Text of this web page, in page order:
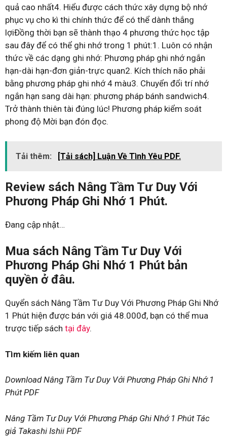
quả cao nhất4. Hiểu được cách thức xây dựng bộ nhớ
phục vụ cho kì thi chính thức để có thể dành thắng
lợiĐồng thời bạn sẽ thành thạo 4 phương thức học tập
sau đây để có thể ghi nhớ trong 1 phút:1. Luôn có nhận
thức về các dạng ghi nhớ: Phương pháp ghi nhớ ngắn
hạn-dài hạn-đơn giản-trực quan2. Kích thích não phải
bằng phương pháp ghi nhớ 4 màu3. Chuyển đổi trí nhớ
ngắn hạn sang dài hạn: phương pháp bánh sandwich4.
Trở thành thiên tài đúng lúc! Phương pháp kiểm soát
phong độ Mời bạn đón đọc.
Tải thêm: [Tải sách] Luận Về Tình Yêu PDF.
Review sách Nâng Tầm Tư Duy Với
Phương Pháp Ghi Nhớ 1 Phút.
Đang cập nhật…
Mua sách Nâng Tầm Tư Duy Với
Phương Pháp Ghi Nhớ 1 Phút bản
quyền ở đâu.
Quyển sách Nâng Tầm Tư Duy Với Phương Pháp Ghi Nhớ
1 Phút hiện được bán với giá 48.000đ, bạn có thể mua
trược tiếp sách tại đây.
Tìm kiếm liên quan
Download Nâng Tầm Tư Duy Với Phương Pháp Ghi Nhớ 1
Phút PDF
Nâng Tầm Tư Duy Với Phương Pháp Ghi Nhớ 1 Phút Tác
giả Takashi Ishii PDF